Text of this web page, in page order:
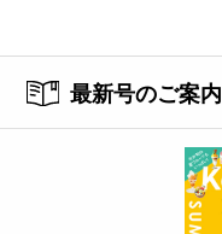
最新号のご案内